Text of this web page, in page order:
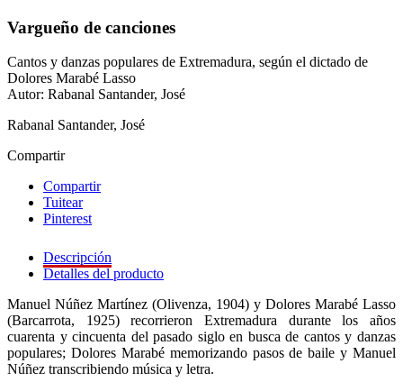
Vargueño de canciones
Cantos y danzas populares de Extremadura, según el dictado de
Dolores Marabé Lasso
Autor: Rabanal Santander, José
Rabanal Santander, José
Compartir
Compartir
Tuitear
Pinterest
Descripción
Detalles del producto
Manuel Núñez Martínez (Olivenza, 1904) y Dolores Marabé Lasso
(Barcarrota, 1925) recorrieron Extremadura durante los años
cuarenta y cincuenta del pasado siglo en busca de cantos y danzas
populares; Dolores Marabé memorizando pasos de baile y Manuel
Núñez transcribiendo música y letra.